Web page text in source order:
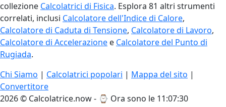
collezione Calcolatrici di Fisica. Esplora 81 altri strumenti
correlati, inclusi Calcolatore dell'Indice di Calore,
Calcolatore di Caduta di Tensione, Calcolatore di Lavoro,
Calcolatore di Accelerazione e Calcolatore del Punto di
Rugiada.
Chi Siamo | Calcolatrici popolari | Mappa del sito |
Convertitore
2026 © Calcolatrice.now - ⌚ Ora sono le 11:07:31